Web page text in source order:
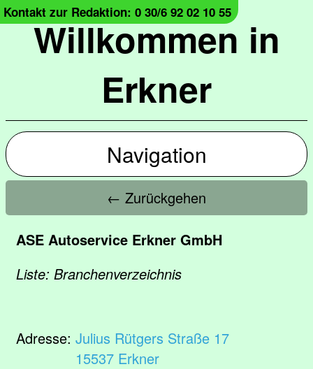
Willkommen in
Erkner
Kontakt zur Redaktion: 0 30/6 92 02 10 55
Navigation
← Zurückgehen
ASE Autoservice Erkner GmbH
Liste: Branchenverzeichnis
Adresse: Julius Rütgers Straße 17
15537 Erkner